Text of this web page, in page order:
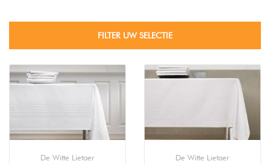
FILTER UW SELECTIE
De Witte Lietaer
De Witte Lietaer